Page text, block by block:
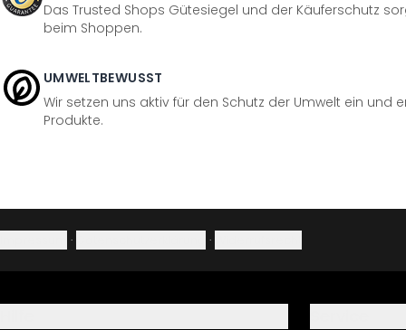
Das Trusted Shops Gütesiegel und der Käuferschutz
beim Shoppen.
UMWELTBEWUSST
Wir setzen uns aktiv für den Schutz der Umwelt ein und
Produkte.
· ·